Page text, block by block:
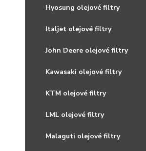
Hyosung olejové filtry
Italjet olejové filtry
John Deere olejové filtry
Kawasaki olejové filtry
KTM olejové filtry
LML olejové filtry
Malaguti olejové filtry